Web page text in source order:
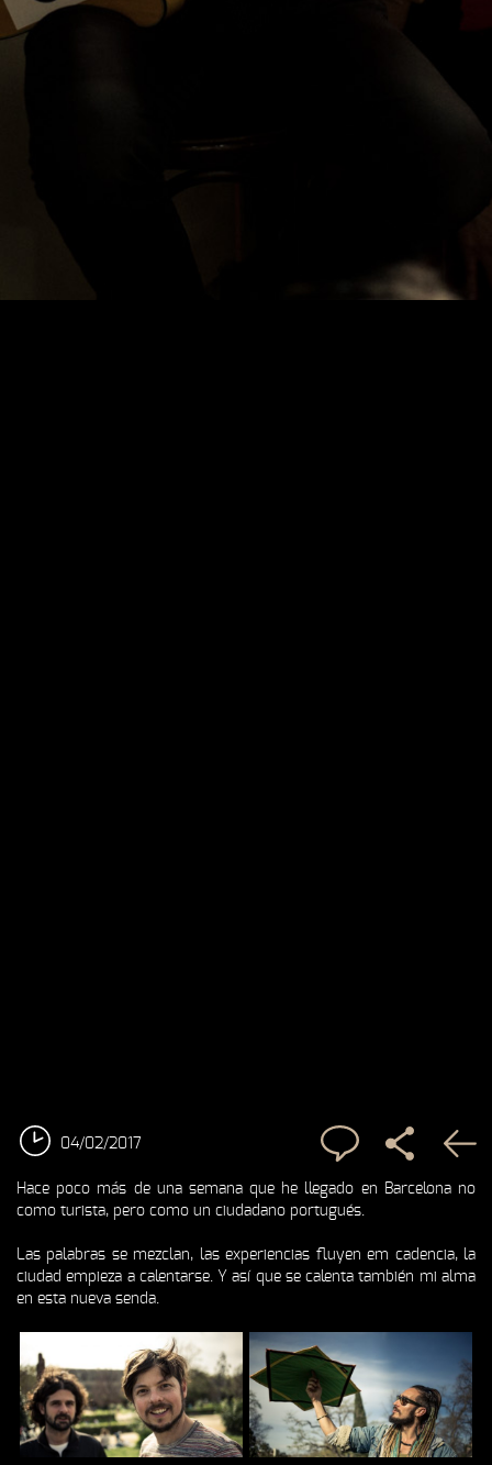
04/02/2017
Hace poco más de una semana que he llegado en Barcelona no
como turista, pero como un ciudadano portugués.
Las palabras se mezclan, las experiencias fluyen em cadencia, la
ciudad empieza a calentarse. Y así que se calenta también mi alma
en esta nueva senda.